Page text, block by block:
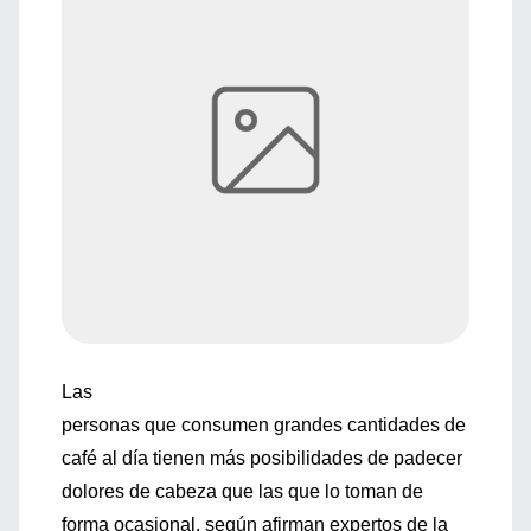
Las
personas que consumen grandes cantidades de
café al día tienen más posibilidades de padecer
dolores de cabeza que las que lo toman de
forma ocasional, según afirman expertos de la